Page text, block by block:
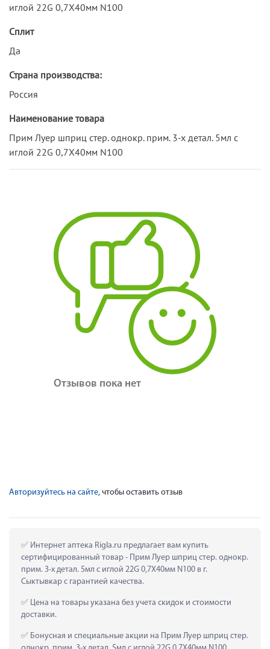
иглой 22G 0,7Х40мм N100
Сплит
Да
Страна производства:
Россия
Наименование товара
Прим Луер шприц стер. однокр. прим. 3-х детал. 5мл с
иглой 22G 0,7Х40мм N100
Отзывов пока нет
Авторизуйтесь на сайте, чтобы оставить отзыв
Интернет аптека Rigla.ru предлагает вам купить
сертифицированный товар - Прим Луер шприц стер. однокр.
прим. 3-х детал. 5мл с иглой 22G 0,7Х40мм N100 в г.
Сыктывкар с гарантией качества.
Цена на товары указана без учета скидок и стоимости
доставки.
Бонусная и специальные акции на Прим Луер шприц стер.